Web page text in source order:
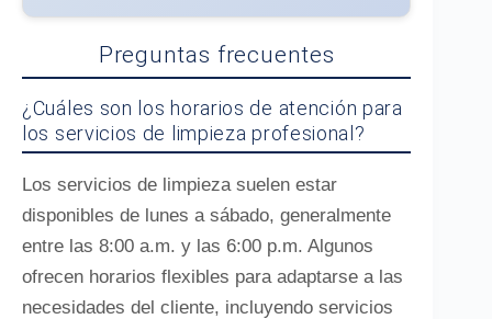
Preguntas frecuentes
¿Cuáles son los horarios de atención para
los servicios de limpieza profesional?
Los servicios de limpieza suelen estar
disponibles de lunes a sábado, generalmente
entre las 8:00 a.m. y las 6:00 p.m. Algunos
ofrecen horarios flexibles para adaptarse a las
necesidades del cliente, incluyendo servicios